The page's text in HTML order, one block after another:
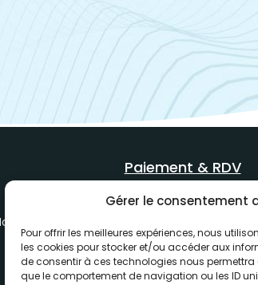
Gérer le consentement
Pour offrir les meilleures expériences, nous
les cookies pour stocker et/ou accéder aux
de consentir à ces technologies nous permettra
que le comportement de navigation ou les ID
Savoie
Paiement & RDV
Lien de paiement